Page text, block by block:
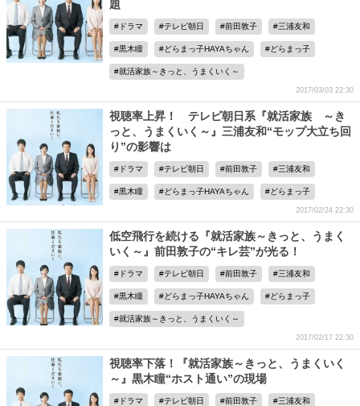
題
ドラマ テレビ朝日 前田敦子 三浦友和
黒木瞳 どらまっ子HAYAちゃん どらまっ子
就活家族～きっと、うまくいく～
2017/03/03 22:30
視聴率上昇！ テレビ朝日系『就活家族 ～き
っと、うまくいく～』三浦友和“モップ大立ち回
り”の影響は
ドラマ テレビ朝日 前田敦子 三浦友和
黒木瞳 どらまっ子HAYAちゃん どらまっ子
2017/02/24 22:30
低空飛行を続ける『就活家族～きっと、うまく
いく～』前田敦子の“キレ芸”が光る！
ドラマ テレビ朝日 前田敦子 三浦友和
黒木瞳 どらまっ子HAYAちゃん どらまっ子
就活家族～きっと、うまくいく～
2017/02/17 22:30
視聴率下落！『就活家族～きっと、うまくいく
～』黒木瞳“ホスト通い”の現場
ドラマ テレビ朝日 前田敦子 三浦友和